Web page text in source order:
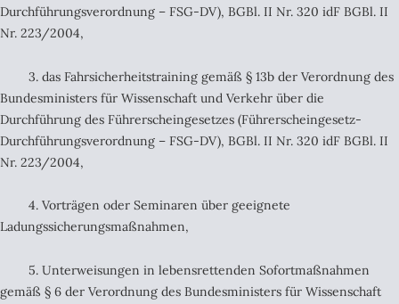
Durchführungsverordnung – FSG-DV), BGBl. II Nr. 320 idF BGBl. II
Nr. 223/2004,
3. das Fahrsicherheitstraining gemäß § 13b der Verordnung des
Bundesministers für Wissenschaft und Verkehr über die
Durchführung des Führerscheingesetzes (Führerscheingesetz-
Durchführungsverordnung – FSG-DV), BGBl. II Nr. 320 idF BGBl. II
Nr. 223/2004,
4. Vorträgen oder Seminaren über geeignete
Ladungssicherungsmaßnahmen,
5. Unterweisungen in lebensrettenden Sofortmaßnahmen
gemäß § 6 der Verordnung des Bundesministers für Wissenschaft